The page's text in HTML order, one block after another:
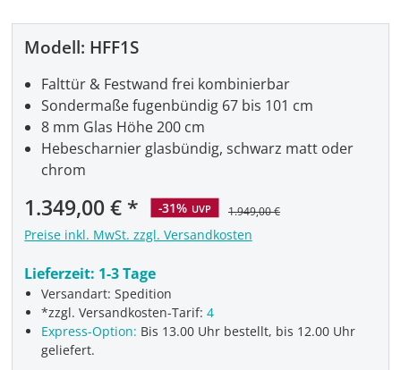
Modell: HFF1S
Verkaufspreis:
1.349,00 € -31% UVP 1.949,00 €
Preise inkl. MwSt. zzgl. Versandkosten
Lieferzeit: 1-3 Tage
Versandart: Spedition
*zzgl. Versandkosten-Tarif:4
Express-Option: Bis 13.00 Uhr bestellt, bis 12.00 Uhr
geliefert.
Falttür & Festwand frei kombinierbar
Sondermaße fugenbündig 67 bis 101 cm
8 mm Glas Höhe 200 cm
Hebescharnier glasbündig, schwarz matt oder
chrom